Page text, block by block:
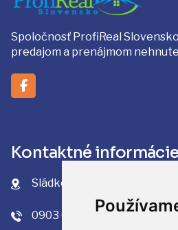
Spoločnosť ProfiReal
predajom a prenájmom
Kontaktné informácie
Sládkovičova 970/48 Svit,
0903 632 195